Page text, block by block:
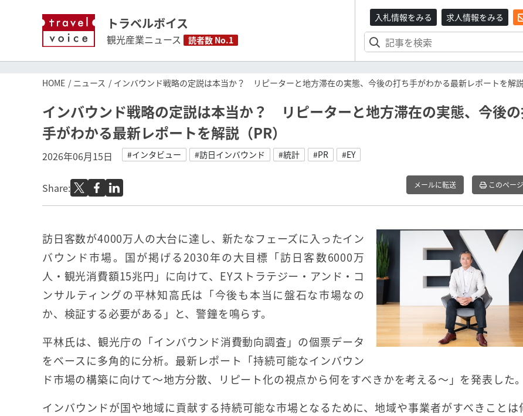
トラベルボイス
観光産業ニュース 読者数 No.1
入札情報をみる 求人情報をみる
HOME ニュース インバウンド戦略の定説は本当か？ リピーターと地方滞在の実態、今後の打ち手がわかる最新レポートを解説
インバウンド戦略の定説は本当か？ リピーターと地方滞在の実態、今後の
手がわかる最新レポートを解説（PR）
2026年06月15日 #インタビュー #訪日インバウンド #統計 #PR #EY
Share: メールに転送 このペー
訪日客数が4000万人の大台に達し、新たなフェーズに入ったイン
バウンド市場。国が掲げる2030年の大目標「訪日客数6000万
人・観光消費額15兆円」に向けて、EYストラテジー・アンド・コ
ンサルティングの平林知高氏は「今後も本当に盤石な市場なの
か、検証する必要がある」と、警鐘を鳴らす。
平林氏は、観光庁の「インバウンド消費動向調査」の個票データ
をベースに多角的に分析。最新レポート「持続可能なインバウン
ド市場の構築に向けて～地方分散、リピート化の視点から何をすべきかを考える～」を発表した。
インバウンドが国や地域に貢献する持続可能な市場となるために、地域や事業者がすべきことは